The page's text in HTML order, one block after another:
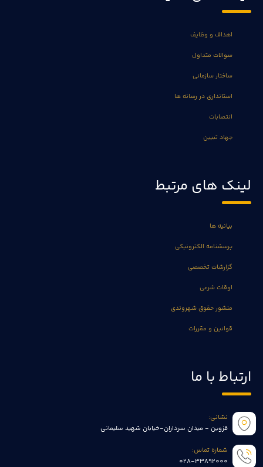
اهداف و وظایف
سوالات متداول
ساختار سازمانی
استانداری در رسانه ها
انتصابات
جهاد تبیین
لینک های مرتبط
بیانیه ها
پرسشنامه الکترونیکی
گزارشات تخصصی
اوقات شرعی
منشور حقوق شهروندی
قوانین و مقررات
ارتباط با ما
نشانی:
قزوین - میدان سرداران-خیابان شهید سلیمانی
شماره تماس:
028-33892000